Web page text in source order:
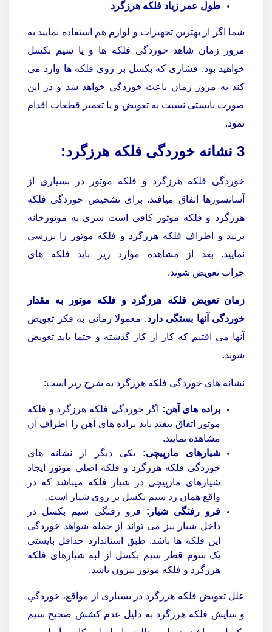
طول عمر زیاد فلکه هرزگرد
شما اگر از بهترین تجهیزات و لوازم هم استفاده نمایید به
مرور زمان شاهد خوردگی فلکه ها و یا سیم بکسل
خواهید بود. فشاری که بکسل بر روی فلکه ها وارد می
کند به مرور زمان باعث خوردگی خواهد شد و در این
صورت بایستی نسبت به تعویض و یا تعمیر قطعات اقدام
نمود.
3 نشانه خوردگی فلکه هرزگرد:
خوردگی فلکه هرزگرد و فلکه موتور در بسیاری از
آسانسورها اتفاق میافتد. برای تشخیص خوردگی فلکه
هرزگرد و فلکه موتور کافی است سری به موتورخانه
بزنید و اطراف فلکه هرزگرد و فلکه موتور را بررسی
نمایید. بعد از مشاهده موارد زیر باید فلکه های
خراب تعویض شوند.
زمان تعویض فلکه هرزگرد و فلکه موتور به مقدار
خوردگی آنها بستگی دارد. معمولا زمانی به فکر تعویض
آنها می افتیم که کار از کار گذشته و حتما باید تعویض
شوند.
نشانه های خوردگی فلکه هرزگرد به شرح زیر است:
براده های آهن: اگر خوردگی فلکه هرزگرد و فلکه
موتور اتفاق بیفتد باید براده های آهن را اطراف آن
مشاهده نمایید.
شیارهای مارپیچی: یکی دیگر از نشانه های
خوردگی فلکه هرزگرد و فلکه اصلی موتور ایجاد
شیارهای مارپیچی در شیار فلکه میباشد که در
واقع همان رد سیم بکسل بر روی شیار است.
فرو رفتگی شیار: فرو رفتگی سیم بکسل در
داخل شیار نیز می تواند از جمله شواهد خوردگی
این فلکه ها باشد. طبق استاندارد حداقل بایستی
یک سوم قطر سیم بکسل از لبه شیارهای فلکه
هرزگرد و فلکه موتور بیرون باشد.
علل تعويض فلکه هرزگرد در بسیاری از مواقع، خوردگي
و سايش فلكه هرزگرد به دلیل عدم کشش صحیح سيم